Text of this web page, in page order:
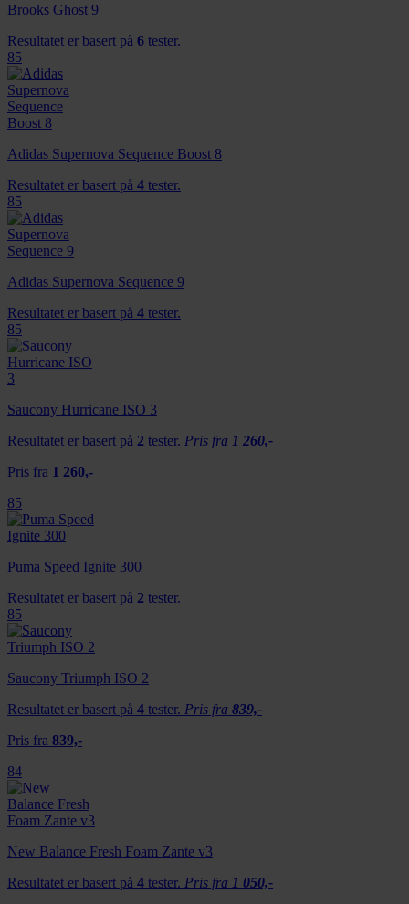
Brooks Ghost 9
Resultatet er basert på 6 tester.
85
Adidas Supernova Sequence Boost 8
Resultatet er basert på 4 tester.
85
Adidas Supernova Sequence 9
Resultatet er basert på 4 tester.
85
Saucony Hurricane ISO 3
Resultatet er basert på 2 tester. Pris fra 1 260,-
Pris fra 1 260,-
85
Puma Speed Ignite 300
Resultatet er basert på 2 tester.
85
Saucony Triumph ISO 2
Resultatet er basert på 4 tester. Pris fra 839,-
Pris fra 839,-
84
New Balance Fresh Foam Zante v3
Resultatet er basert på 4 tester. Pris fra 1 050,-